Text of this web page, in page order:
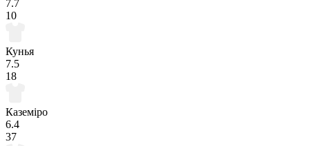
7.7
10
Кунья
7.5
18
Каземіро
6.4
37